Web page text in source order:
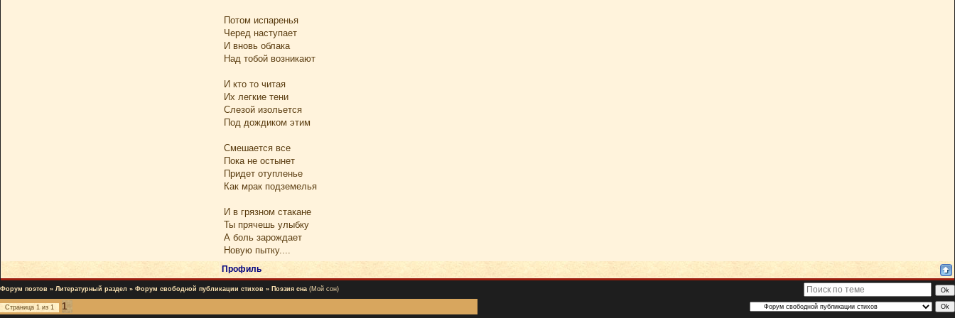
Потом испаренья
Черед наступает
И вновь облака
Над тобой возникают
И кто то читая
Их легкие тени
Слезой изольется
Под дождиком этим
Смешается все
Пока не остынет
Придет отупленье
Как мрак подземелья
И в грязном стакане
Ты прячешь улыбку
А боль зарождает
Новую пытку....
Профиль
Форум поэтов » Литературный раздел » Форум свободной публикации стихов » Поэзия сна (Мой сон)
Страница 1 из 1 1